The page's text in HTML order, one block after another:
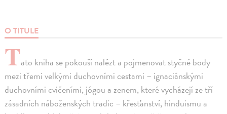
O TITULE
Tato kniha se pokouší nalézt a pojmenovat styčné body
mezi třemi velkými duchovními cestami – ignaciánskými
duchovními cvičeními, jógou a zenem, které vycházejí ze tří
zásadních náboženských tradic – křesťanství, hinduismu a